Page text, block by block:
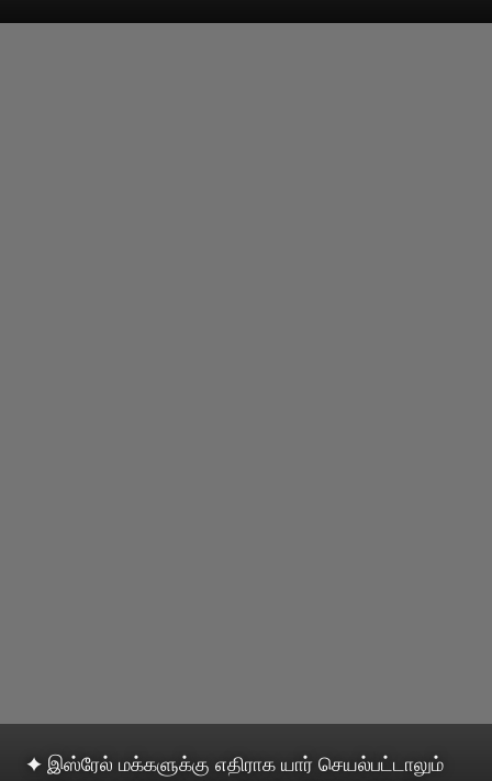
✦ இஸ்ரேல் மக்களுக்கு எதிராக யார் செயல்பட்டாலும்